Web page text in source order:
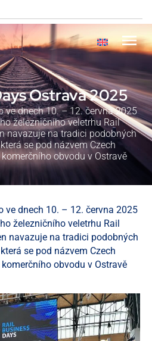
Ostrava 2025
ve dnech 10. – 12. června 2025
železničního veletrhu Rail
navazuje na tradici podobných
se pod názvem Czech
obvodu v Ostravě
ve dnech 10. – 12. června 2025
železničního veletrhu Rail
navazuje na tradici podobných
se pod názvem Czech
obvodu v Ostravě